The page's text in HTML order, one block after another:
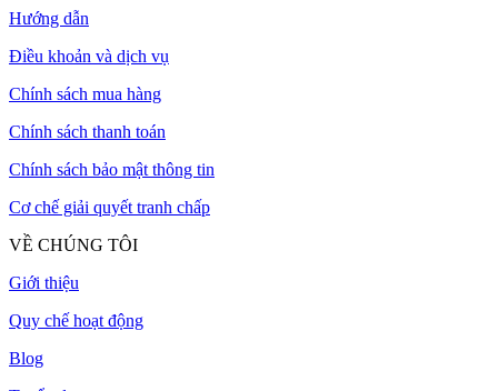
Hướng dẫn
Điều khoản và dịch vụ
Chính sách mua hàng
Chính sách thanh toán
Chính sách bảo mật thông tin
Cơ chế giải quyết tranh chấp
VỀ CHÚNG TÔI
Giới thiệu
Quy chế hoạt động
Blog